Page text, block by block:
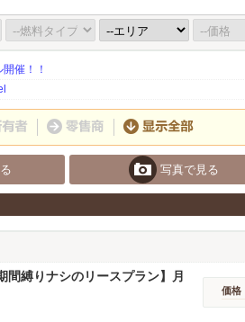
催！！
写真で見る
縛りナシのリースプラン】月
価格